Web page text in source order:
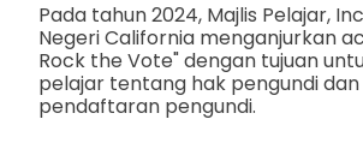
Pada tahun 2024, Majlis Pelajar,
Negeri California menganjurkan
Rock the Vote" dengan tujuan
pelajar tentang hak pengundi
pendaftaran pengundi.